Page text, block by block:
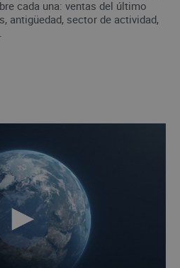
cada una: ventas del último
antigüedad, sector de actividad,